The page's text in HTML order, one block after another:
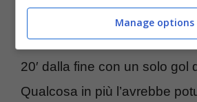
L’Italia di Spalletti
dominato il primo tempo ma
20′ dalla fine con un solo gol
Qualcosa in più l’avrebbe
Manage options